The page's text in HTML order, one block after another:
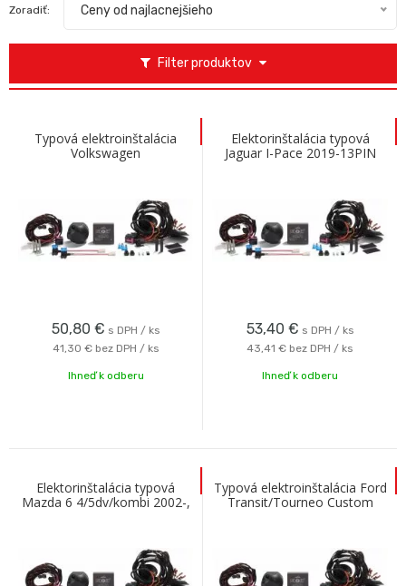
Filter produktov
Zoradiť: Ceny od najlacnejšieho
Typová elektroinštalácia
Volkswagen
Transportér/Multivan 2015-
50,80 € s DPH / ks
41,30 € bez DPH / ks
Ihneď k odberu
Elektorinštalácia typová
Jaguar I-Pace 2019-13PIN
53,40 € s DPH / ks
43,41 € bez DPH / ks
Ihneď k odberu
Elektorinštalácia typová
Mazda 6 4/5dv/kombi 2002-,
Typová elektroinštalácia Ford
Transit/Tourneo Custom